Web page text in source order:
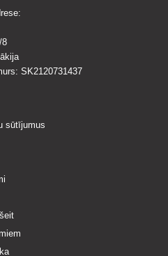
8
SK2120731437
sūtījumus